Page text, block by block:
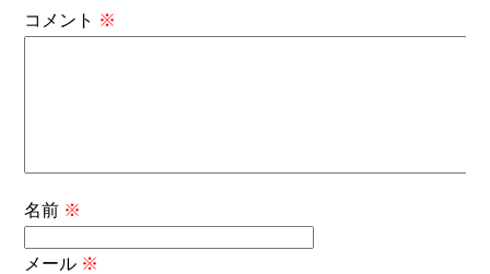
コメント ※
名前 ※
メール ※